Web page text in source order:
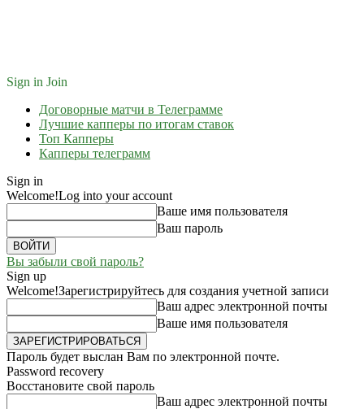
Sign in Join
Договорные матчи в Телеграмме
Лучшие капперы по итогам ставок
Топ Капперы
Капперы телеграмм
Sign in
Welcome!Log into your account
Ваше имя пользователя
Ваш пароль
Вы забыли свой пароль?
Sign up
Welcome!Зарегистрируйтесь для создания учетной записи
Ваш адрес электронной почты
Ваше имя пользователя
Пароль будет выслан Вам по электронной почте.
Password recovery
Восстановите свой пароль
Ваш адрес электронной почты